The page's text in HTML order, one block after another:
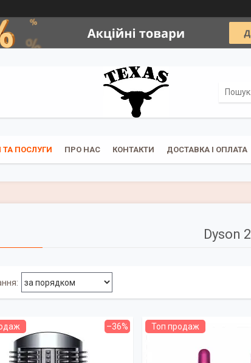
ТА ПОСЛУГИ ПРО НАС КОНТАКТИ ДОСТАВКА І ОПЛАТА
Dyson 2
–36% Топ продаж